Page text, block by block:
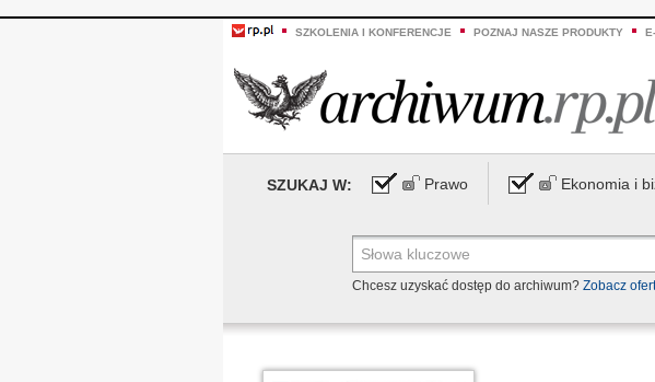
SZKOLENIA I KONFERENCJE POZNAJ NASZE PRODUKTY
SZUKAJ W: Prawo Ekonomia i
Chcesz uzyskać dostęp do archiwum? Zobacz